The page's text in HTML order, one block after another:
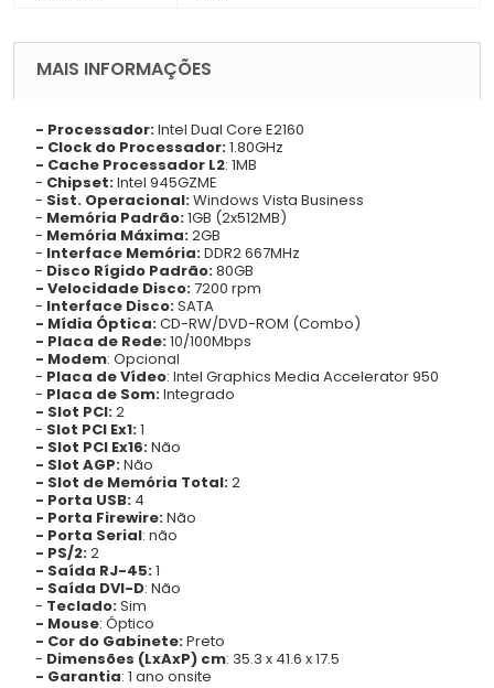
MAIS INFORMAÇÕES
- Processador:Intel Dual Core E2160
- Clock do Processador:1.80GHz
- Cache Processador L2: 1MB
- Chipset:Intel 945GZME
- Sist. Operacional:Windows Vista Business
- Memória Padrão:1GB (2x512MB)
- Memória Máxima:2GB
- Interface Memória:DDR2 667MHz
- Disco Rígido Padrão:80GB
- Velocidade Disco:7200 rpm
- Interface Disco:SATA
- Mídia Óptica:CD-RW/DVD-ROM (Combo)
- Placa de Rede:10/100Mbps
- Modem: Opcional
- Placa de Vídeo: Intel Graphics Media Accelerator 950
- Placa de Som:Integrado
- Slot PCI:2
- Slot PCI Ex1:1
- Slot PCI Ex16:Não
- Slot AGP:Não
- Slot de Memória Total:2
- Porta USB: 4
- Porta Firewire:Não
- Porta Serial: não
- PS/2:2
- Saída RJ-45:1
- Saída DVI-D: Não
- Teclado:Sim
- Mouse: Óptico
- Cor do Gabinete:Preto
- Dimensões (LxAxP) cm: 35.3 x 41.6 x 17.5
- Garantia: 1 ano onsite